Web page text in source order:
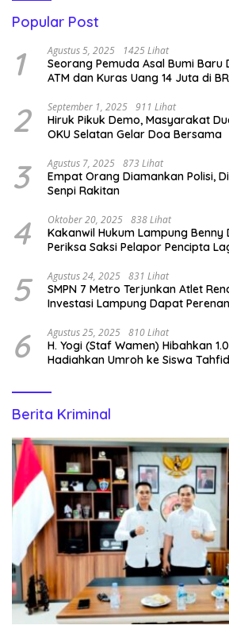
Popular Post
1 Agustus 5, 2025 1425 Lihat
Seorang Pemuda Asal Bumi Baru
ATM dan Kuras Uang 14 Juta di
2 September 1, 2025 911 Lihat
Hiruk Pikuk Demo, Masyarakat
OKU Selatan Gelar Doa Bersama
3 Agustus 7, 2025 873 Lihat
Empat Orang Diamankan Polisi,
Senpi Rakitan
4 Oktober 20, 2025 838 Lihat
Kakanwil Hukum Lampung
Periksa Saksi Pelapor Pencipta
5 Agustus 24, 2025 831 Lihat
SMPN 7 Metro Terjunkan Atlet
Investasi Lampung Dapat
6 Agustus 25, 2025 810 Lihat
H. Yogi (Staf Wamen) Hibahkan
Hadiahkan Umroh ke Siswa
Berita Kriminal